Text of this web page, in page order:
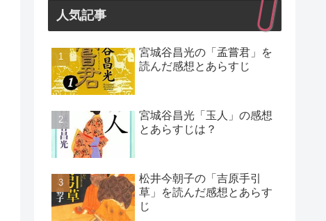
人気記事
宮城谷昌光の「孟嘗君」を
読んだ感想とあらすじ
宮城谷昌光「玉人」の感想
とあらすじは？
松井今朝子の「吉原手引
草」を読んだ感想とあらす
じ